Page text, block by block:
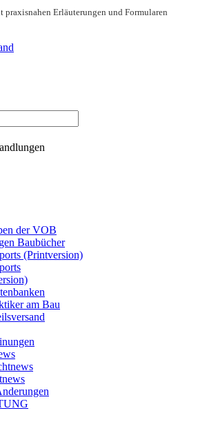
Erläuterungen und Formularen
der VOB
Baubücher
(Printversion)
am Bau